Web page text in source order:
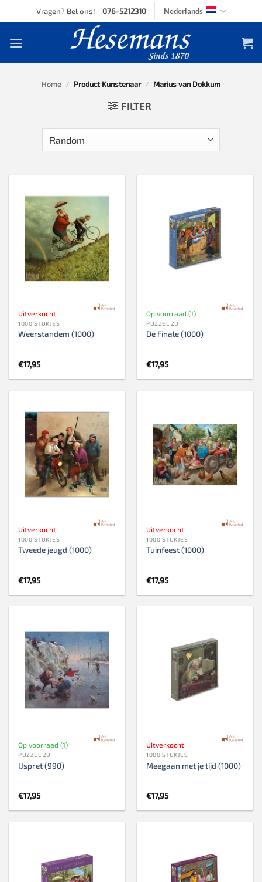
to
Vragen? Bel ons! 076-5212310 Nederlands
Home / Product Kunstenaar / Marius van Dokkum
FILTER
Uitverkocht
1000 STUKJES
Weerstandem (1000)
€17,95
Op voorraad (1)
PUZZEL 2D
De Finale (1000)
€17,95
Uitverkocht
1000 STUKJES
Tweede jeugd (1000)
€17,95
Uitverkocht
1000 STUKJES
Tuinfeest (1000)
€17,95
Op voorraad (1)
PUZZEL 2D
IJspret (990)
€17,95
Uitverkocht
1000 STUKJES
Meegaan met je tijd (1000)
€17,95